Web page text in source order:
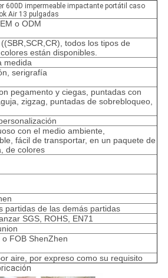
600D impermeable impactante portátil caso
Air 13 pulgadas
o ODM
todos los tipos de
están disponibles.
medida
serigrafía
pegamento y ciegas, puntadas con
zigzag, puntadas de sobrebloqueo,
con el medio ambiente,
fácil de transportar, en un paquete de
de colores
partidas de las demás partidas
SGS, ROHS, EN71
o FOB ShenZhen
aire, por expreso como su requisito